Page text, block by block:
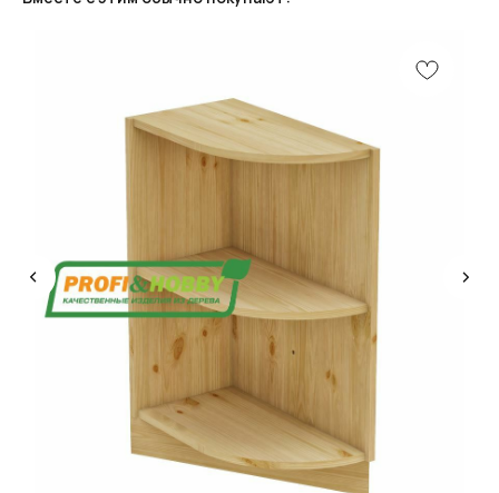
Опытные специалисты помогут Вам с дизайном
проекта, подберут нужные материалы и крепежи
ДИЗАЙН
бюджетом и организацией вашего проекта
УСТАНОВКА
Мы предоставляем полную установку и сборку
лестницы с доставкой и гарантией на продукт